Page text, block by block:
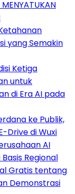
MENYATUKAN
yang Semakin
Ketiga
untuk
di Era AI pada
ke Publik,
Drive di Wuxi
AI
Regional
Gratis tentang
Demonstrasi